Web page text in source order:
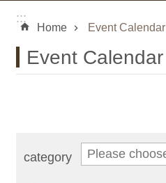
:::
Home Event Calendar
Event Calendar
category